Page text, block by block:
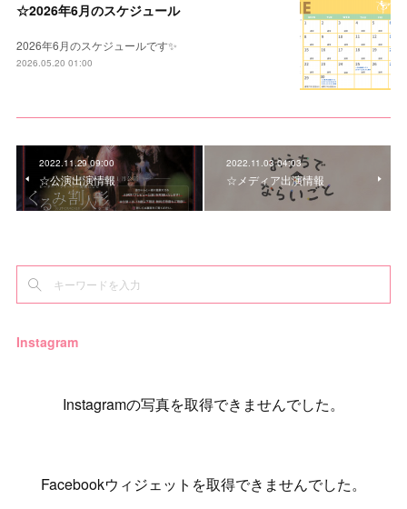
☆2026年6月のスケジュール
2026年6月のスケジュールです✨
2026.05.20 01:00
2022.11.29 09:00
☆公演出演情報
2022.11.03 04:03
☆メディア出演情報
Instagram
Instagramの写真を取得できませんでした。
Facebookウィジェットを取得できませんでした。